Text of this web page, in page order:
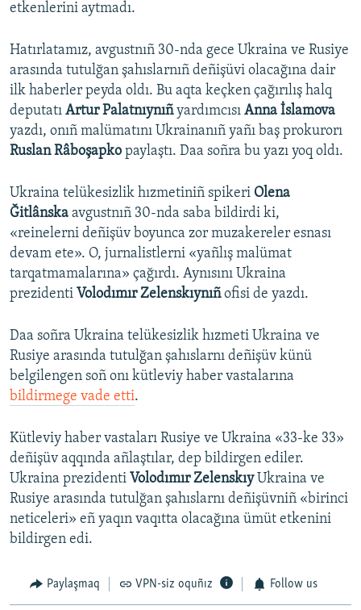
etkenlerini aytmadı.
Hatırlatamız, avgustnıñ 30-nda gece Ukraina ve Rusiye
arasında tutulğan şahıslarnıñ deñişüvi olacağına dair
ilk haberler peyda oldı. Bu aqta keçken çağırılış halq
deputatı Artur Palatnıynıñyardımcısı Anna İslamova
yazdı, onıñ malümatını Ukrainanıñ yañı baş prokurorı
Ruslan Râboşapko paylaştı. Daa soñra bu yazı yoq oldı.
Ukraina telükesizlik hızmetiniñ spikeri Olena
Ğitlânska avgustnıñ 30-nda saba bildirdi ki,
«reinelerni deñişüv boyunca zor muzakereler esnası
devam ete». O, jurnalistlerni «yañlış malümat
tarqatmamalarına» çağırdı. Aynısını Ukraina
prezidenti Volodımır Zelenskıynıñofisi de yazdı.
Daa soñra Ukraina telükesizlik hızmeti Ukraina ve
Rusiye arasında tutulğan şahıslarnı deñişüv künü
belgilengen soñ onı kütleviy haber vastalarına
bildirmege vade etti.
Kütleviy haber vastaları Rusiye ve Ukraina «33-ke 33»
deñişüv aqqında añlaştılar, dep bildirgen ediler.
Ukraina prezidenti Volodımır Zelenskıy Ukraina ve
Rusiye arasında tutulğan şahıslarnı deñişüvniñ «birinci
neticeleri» eñ yaqın vaqıtta olacağına ümüt etkenini
bildirgen edi.
Paylaşmaq VPN-siz oquñız Follow us